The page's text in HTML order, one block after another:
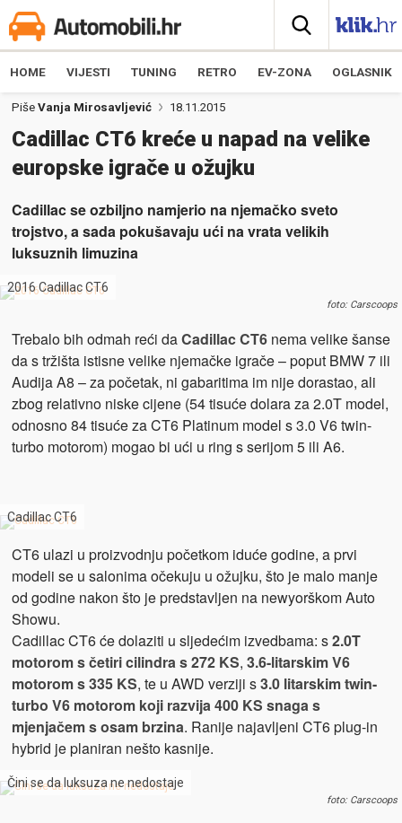
HOME VIJESTI TUNING RETRO EV-ZONA OGLASNIK
Piše Vanja Mirosavljević 18.11.2015
Cadillac CT6 kreće u napad na velike
europske igrače u ožujku
Cadillac se ozbiljno namjerio na njemačko sveto
trojstvo, a sada pokušavaju ući na vrata velikih
luksuznih limuzina
2016 Cadillac CT6
foto: Carscoops
Trebalo bih odmah reći daCadillac CT6nema velike šanse
da s tržišta istisne velike njemačke igrače – poput BMW 7 ili
Audija A8 – za početak, ni gabaritima im nije dorastao, ali
zbog relativno niske cijene (54 tisuće dolara za 2.0T model,
odnosno 84 tisuće za CT6 Platinum model s 3.0 V6 twin-
turbo motorom) mogao bi ući u ring s serijom 5 ili A6.
Cadillac CT6
CT6 ulazi u proizvodnju početkom iduće godine, a prvi
modeli se u salonima očekuju u ožujku, što je malo manje
od godine nakon što je predstavljen na newyorškom Auto
Showu.
Cadillac CT6 će dolaziti u sljedećim izvedbama: s2.0T
motorom s četiri cilindra s 272 KS, 3.6-litarskim V6
motorom s 335 KS, te u AWD verziji s3.0 litarskim twin-
turbo V6 motorom koji razvija 400 KS snaga s
mjenjačem s osam brzina. Ranije najavljeni CT6 plug-in
hybrid je planiran nešto kasnije.
Čini se da luksuza ne nedostaje
foto: Carscoops